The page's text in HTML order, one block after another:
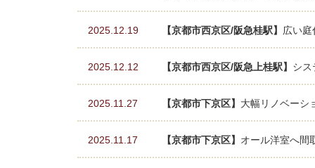
2025.12.19 【京都市西京区/阪急桂駅】 広い
2025.12.12 【京都市西京区/阪急上桂駅】 シス
2025.11.27 【京都市下京区】 大幅リノベーシ
2025.11.17 【京都市下京区】 オール洋室へ間